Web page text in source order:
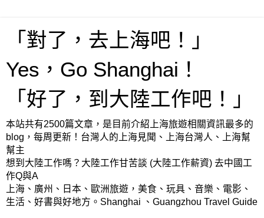
「對了，去上海吧！」
Yes，Go Shanghai！
「好了，到大陸工作吧！」
本站共有2500篇文章，是目前介紹上海旅遊相關資訊最多的
blog，每周更新！台灣人的上海見聞、上海台灣人、上海幫
幫主
想到大陸工作嗎？大陸工作甘苦談 (大陸工作薪資) 去中國工
作Q與A
上海、廣州、日本、歐洲旅遊，美食、玩具、音樂、電影、
生活、好書與好地方。Shanghai 、Guangzhou Travel Guide